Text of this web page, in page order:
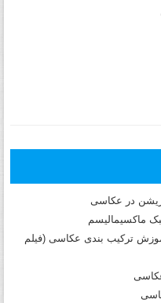
در عکاسی
ترکیب بندی عکاسی (فیلم